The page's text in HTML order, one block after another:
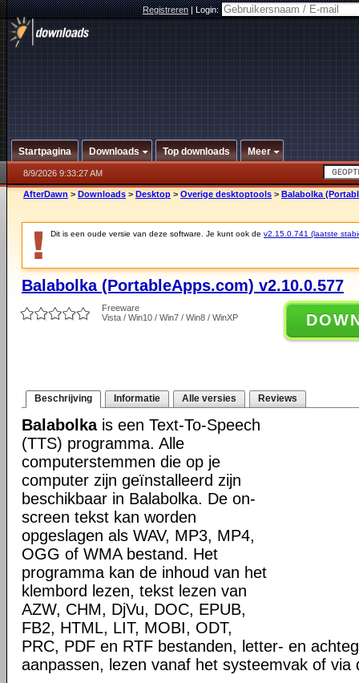
Registreren|Login:
Startpagina Downloads Top downloads Meer
8/9/2026 9:33:27 AM
AfterDawn > Downloads > Desktop > Overige desktoptools > Balabolka
Dit is een oude versie van deze software. Je kunt ook de v2.15.0.741 (laatste
Balabolka (PortableApps.com) v2.10.0.577
Freeware
Vista / Win10 / Win7 / Win8 / WinXP
Beschrijving Informatie Alle versies Reviews
Balabolkais een Text-To-Speech
(TTS) programma. Alle
computerstemmen die op je
computer zijn geïnstalleerd zijn
beschikbaar in Balabolka. De on-
screen tekst kan worden
opgeslagen als WAV, MP3, MP4,
OGG of WMA bestand. Het
programma kan de inhoud van het
klembord lezen, tekst lezen van
AZW, CHM, DjVu, DOC, EPUB,
FB2, HTML, LIT, MOBI, ODT,
PRC, PDF en RTF bestanden, letter- en
aanpassen, lezen vanaf het systeemvak of via